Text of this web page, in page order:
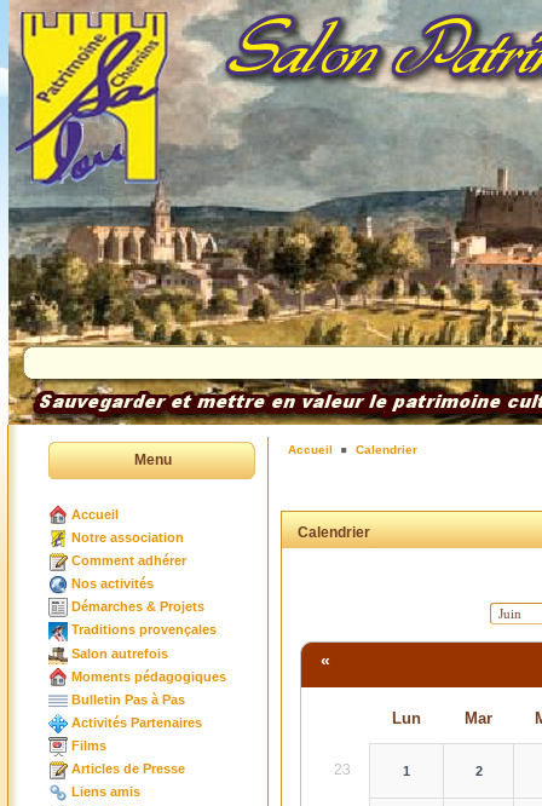
Menu
Accueil
Notre association
Comment adhérer
Nos activités
Démarches & Projets
Traditions provençales
Salon autrefois
Moments pédagogiques
Bulletin Pas à Pas
Activités Partenaires
Films
Articles de Presse
Liens amis
Accueil Calendrier
Calendrier
«
Lun Mar
23 1 2